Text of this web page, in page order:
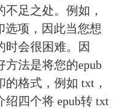
足之处。例如，
选项，因此当您想
时会很困难。因
法是将您的epub
格式，例如 txt，
四个将 epub转 txt